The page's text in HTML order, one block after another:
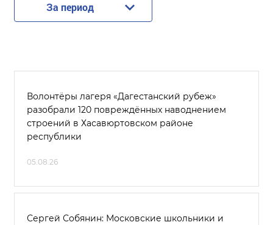
За период
Волонтёры лагеря «Дагестанский рубеж»
разобрали 120 повреждённых наводнением
строений в Хасавюртовском районе
республики
05.08.26
Сергей Собянин: Московские школьники и